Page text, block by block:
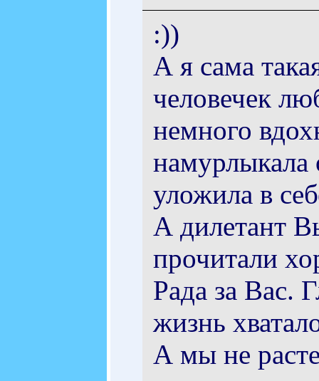
:))
А я сама
человечек
немного
намурлыкала
уложила в
А дилетант
прочитали
Рада за Вас.
жизнь
А мы не